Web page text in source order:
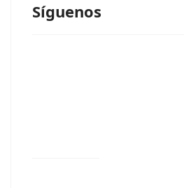
Síguenos